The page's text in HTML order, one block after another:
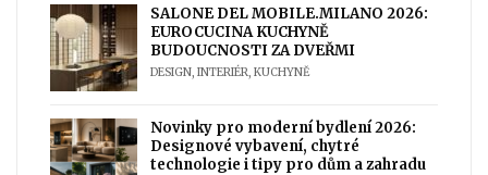
SALONE DEL MOBILE.MILANO 2026:
EUROCUCINA KUCHYNĚ
BUDOUCNOSTI ZA DVEŘMI
DESIGN, INTERIÉR, KUCHYNĚ
Novinky pro moderní bydlení 2026:
Designové vybavení, chytré
technologie i tipy pro dům a zahradu